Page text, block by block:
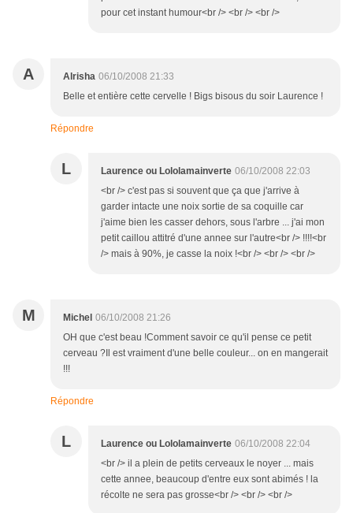
pour cet instant humour<br /> <br /> <br />
A Alrisha 06/10/2008 21:33
Belle et entière cette cervelle ! Bigs bisous du soir Laurence !
Répondre
L Laurence ou Lololamainverte 06/10/2008 22:03
<br /> c'est pas si souvent que ça que j'arrive à
garder intacte une noix sortie de sa coquille car
j'aime bien les casser dehors, sous l'arbre ... j'ai mon
petit caillou attitré d'une annee sur l'autre<br /> !!!!<br
/> mais à 90%, je casse la noix !<br /> <br /> <br />
M Michel 06/10/2008 21:26
OH que c'est beau !Comment savoir ce qu'il pense ce petit
cerveau ?Il est vraiment d'une belle couleur... on en mangerait
!!!
Répondre
L Laurence ou Lololamainverte 06/10/2008 22:04
<br /> il a plein de petits cerveaux le noyer ... mais
cette annee, beaucoup d'entre eux sont abimés ! la
récolte ne sera pas grosse<br /> <br /> <br />